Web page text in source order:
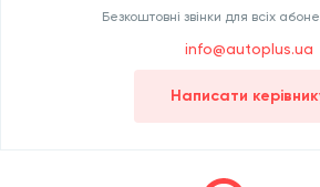
Безкоштовні звінки для всіх
info@autoplus.ua
Написати